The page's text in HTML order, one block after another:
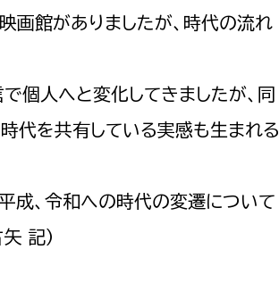
画館がありましたが、時代の流れ
個人へと変化してきましたが、同
代を共有している実感も生まれる
成、令和への時代の変遷について
記）